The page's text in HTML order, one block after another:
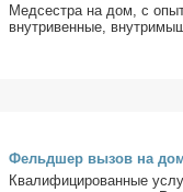
Мeдceстpa нa дом, с
внутpивeнные,
Фельд­шер вы­зов на
Ква­ли­фи­ци­ро­ван­ные